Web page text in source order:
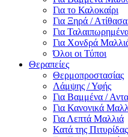
Για το Καλοκαίρι
Για Ξηρά /
Για
Για Χονδρά
Όλοι οι Τύποι
Θεραπείες
Θερμοπροστασίας
Λάμψης / Υφής
Για Βαμμένα /
Για Κανονικά
Για Λεπτά Μαλλιά
Κατά της Πιτυρίδας